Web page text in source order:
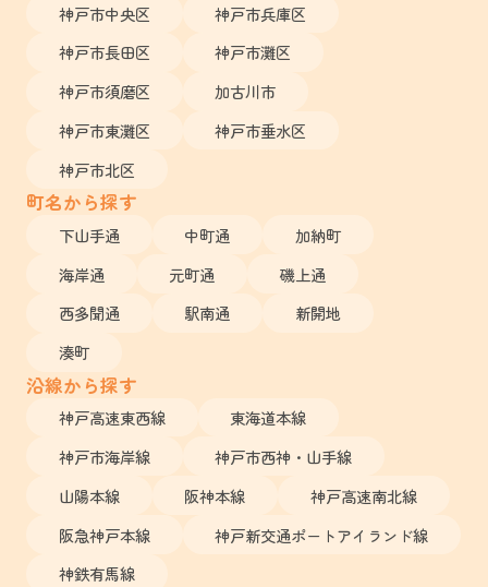
神戸市中央区
神戸市兵庫区
神戸市長田区
神戸市灘区
神戸市須磨区
加古川市
神戸市東灘区
神戸市垂水区
神戸市北区
町名から探す
下山手通 中町通
加納町
海岸通
元町通
磯上通
西多聞通
駅南通
新開地
湊町
沿線から探す
神戸高速東西線
東海道本線
神戸市海岸線
神戸市西神・山手線
山陽本線
阪神本線
神戸高速南北線
阪急神戸本線
神戸新交通ポートアイランド線
神鉄有馬線